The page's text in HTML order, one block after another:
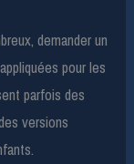
demander un
pour les
parfois des
versions